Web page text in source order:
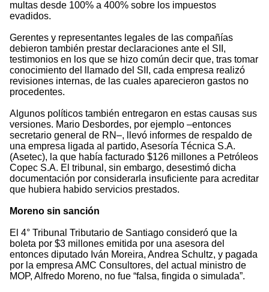
multas desde 100% a 400% sobre los impuestos
evadidos.
Gerentes y representantes legales de las compañías
debieron también prestar declaraciones ante el SII,
testimonios en los que se hizo común decir que, tras tomar
conocimiento del llamado del SII, cada empresa realizó
revisiones internas, de las cuales aparecieron gastos no
procedentes.
Algunos políticos también entregaron en estas causas sus
versiones. Mario Desbordes, por ejemplo –entonces
secretario general de RN–, llevó informes de respaldo de
una empresa ligada al partido, Asesoría Técnica S.A.
(Asetec), la que había facturado $126 millones a Petróleos
Copec S.A. El tribunal, sin embargo, desestimó dicha
documentación por considerarla insuficiente para acreditar
que hubiera habido servicios prestados.
Moreno sin sanción
El 4° Tribunal Tributario de Santiago consideró que la
boleta por $3 millones emitida por una asesora del
entonces diputado Iván Moreira, Andrea Schultz, y pagada
por la empresa AMC Consultores, del actual ministro de
MOP, Alfredo Moreno, no fue “falsa, fingida o simulada”.